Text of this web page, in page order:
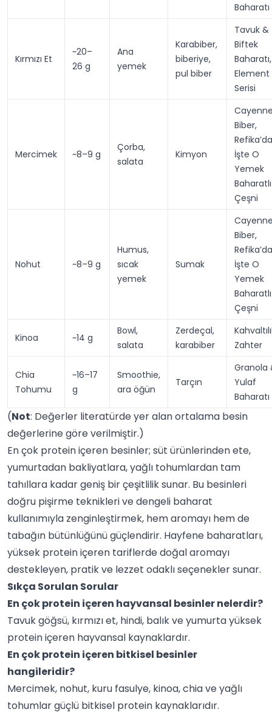
Baharatı
Kırmızı Et
~20–
26 g
Ana
yemek
Karabiber,
biberiye,
pul biber
Tavuk &
Biftek
Baharatı,
Element
Serisi
Mercimek ~8–9 g
Çorba,
salata
Kimyon
Biber,
İşte O
Yemek
Baharatlı
Çeşni
Nohut ~8–9 g
Humus,
sıcak
yemek
Sumak
Biber,
İşte O
Yemek
Baharatlı
Çeşni
Kinoa ~14 g
Bowl,
salata
Zerdeçal,
karabiber
Zahter
Chia
Tohumu
~16–17
g
Smoothie,
ara öğün
Tarçın
Granola
Yulaf
Baharatı
(Not: Değerler literatürde yer alan ortalama besin
değerlerine göre verilmiştir.)
En çok protein içeren besinler; süt ürünlerinden ete,
yumurtadan bakliyatlara, yağlı tohumlardan tam
tahıllara kadar geniş bir çeşitlilik sunar. Bu besinleri
doğru pişirme teknikleri ve dengeli baharat
kullanımıyla zenginleştirmek, hem aromayı hem de
tabağın bütünlüğünü güçlendirir. Hayfene baharatları,
yüksek protein içeren tariflerde doğal aromayı
destekleyen, pratik ve lezzet odaklı seçenekler sunar.
Sıkça Sorulan Sorular
En çok protein içeren hayvansal besinler nelerdir?
Tavuk göğsü, kırmızı et, hindi, balık ve yumurta yüksek
protein içeren hayvansal kaynaklardır.
En çok protein içeren bitkisel besinler
hangileridir?
Mercimek, nohut, kuru fasulye, kinoa, chia ve yağlı
tohumlar güçlü bitkisel protein kaynaklarıdır.